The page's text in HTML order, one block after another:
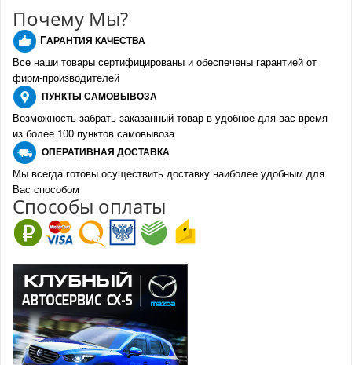
Почему Мы?
ГАРАНТИЯ КАЧЕСТВА
Все наши товары сертифицированы и обеспечены гарантией от
фирм-производителей
ПУНКТЫ САМОВЫВОЗА
Возможность забрать заказанный товар в удобное для вас время
из более 100 пунктов самовывоза
ОПЕРАТИВНАЯ ДОСТАВКА
Мы всегда готовы осуществить доставку наиболее удобным для
Вас способом
Способы оплаты